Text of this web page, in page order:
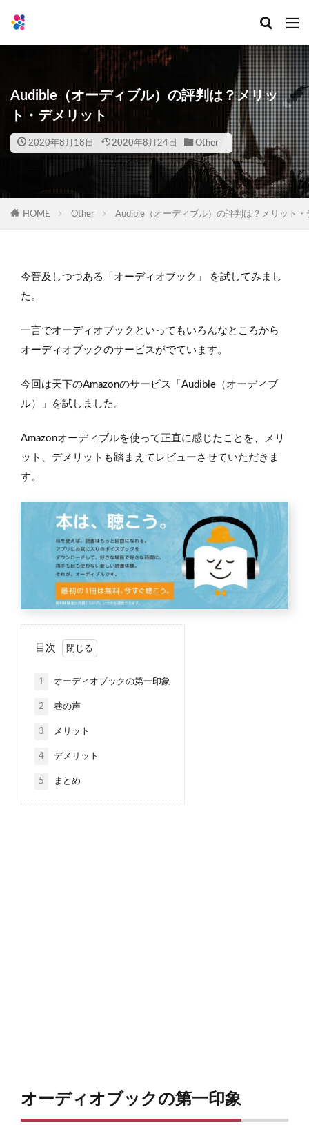
Audible（オーディブル）の評判は？メリッ
ト・デメリット
2020年8月18日 2020年8月24日 Other
HOME Other Audible（オーディブル）の評判は？メリット・
今普及しつつある「オーディオブック」 を試してみまし
た。
一言でオーディオブックといってもいろんなところから
オーディオブックのサービスがでています。
今回は天下のAmazonのサービス「Audible（オーディブ
ル）」を試しました。
Amazonオーディブルを使って正直に感じたことを、メリ
ット、デメリットも踏まえてレビューさせていただきま
す。
目次
1 オーディオブックの第一印象
2 巷の声
3 メリット
4 デメリット
5 まとめ
オーディオブックの第一印象